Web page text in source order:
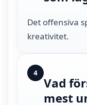
Det offensiva
kreativitet.
4
Vad
mest